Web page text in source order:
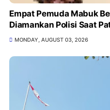
Empat Pemuda Mabuk
Diamankan Polisi Saat
MONDAY, AUGUST 03, 2026